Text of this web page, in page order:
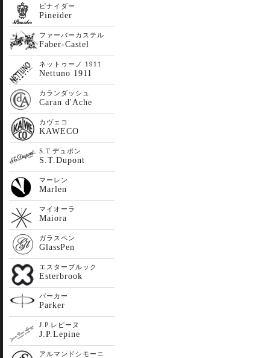
ピナイダー
Pineider
ファーバーカステル
Faber-Castel
ネットゥーノ 1911
Nettuno 1911
カランダッシュ
Caran d'Ache
カヴェコ
KAWECO
S.T.デュポン
S.T.Dupont
マーレン
Marlen
マイオーラ
Maiora
ガラスペン
GlassPen
エスターブルック
Esterbrook
パーカー
Parker
J.P.レピーヌ
J.P.Lepine
アルマンドシモーニ